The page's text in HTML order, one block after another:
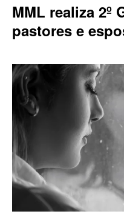
MML realiza 2º
pastores e